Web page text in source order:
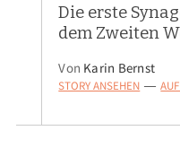
Die erste
dem Zweiten
Von Karin Bernst
STORY ANSEHEN —